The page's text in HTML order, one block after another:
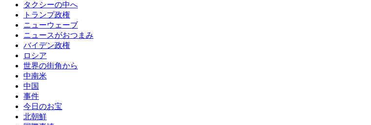
タクシーの中へ
トランプ政権
ニューウェーブ
ニュースがおつまみ
バイデン政権
ロシア
世界の街角から
中南米
中国
事件
今日のお宝
北朝鮮